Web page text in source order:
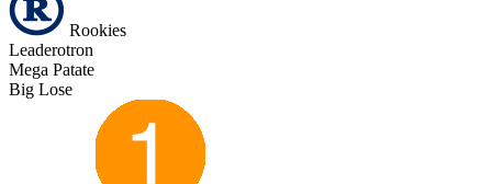
Rookies
Leaderotron
Mega Patate
Big Lose